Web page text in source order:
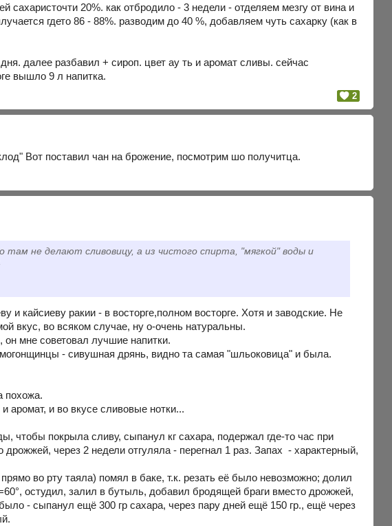
20%. как отбродило - 3 недели - отделяем мезгу от вина и
гдето 86 - 88%. разводим до 40 %, добавляем чуть сахарку (как в
далее разбавил + сироп. цвет ау ть и аромат сливы. сейчас
вышло 9 л напитка.
2
Вот поставил чан на брожение, посмотрим шо получитца.
там не делают сливовицу, а из чистого спирта, "мягкой" воды и
и кайсиеву ракии - в восторге,полном восторге. Хотя и заводские. Не
вкус, во всяком случае, ну о-очень натуральны.
мне советовал лучшие напитки.
- сивушная дрянь, видно та самая "шльоковица" и была.
похожа.
аромат, и во вкусе сливовые нотки...
чтобы покрыла сливу, сыпанул кг сахара, подержал где-то час при
через 2 недели отгуляла - перегнал 1 раз. Запах - характерный,
во рту таяла) помял в баке, т.к. резать её было невозможно; долил
остудил, залил в бутыль, добавил бродящей браги вместо дрожжей,
- сыпанул ещё 300 гр сахара, через пару дней ещё 150 гр., ещё через